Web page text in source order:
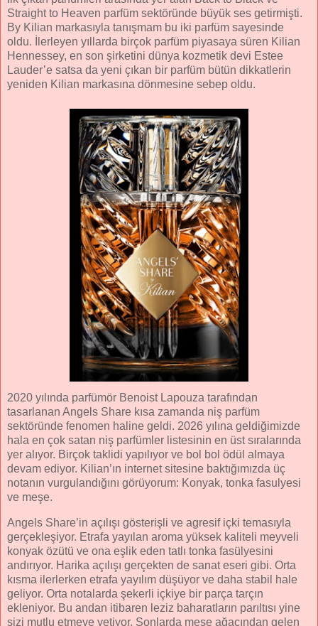
Straight to Heaven parfüm sektöründe büyük ses getirmişti.
By Kilian markasıyla tanışmam bu iki parfüm sayesinde
oldu. İlerleyen yıllarda birçok parfüm piyasaya süren Kilian
Hennessey, en son şirketini dünya kozmetik devi Estee
Lauder’e satsa da yeni çıkan bir parfüm bütün dikkatlerin
yeniden Kilian markasına dönmesine sebep oldu.
2020 yılında parfümör Benoist Lapouza tarafından
tasarlanan Angels Share kısa zamanda niş parfüm
sektöründe fenomen haline geldi. 2026 yılına geldiğimizde
hala en çok satan niş parfümler listesinin en üst sıralarında
yer alıyor. Birçok taklidi yapılıyor ve bol bol ödül almaya
devam ediyor. Kilian’ın internet sitesine baktığımızda üç
notanın vurgulandığını görüyorum: Konyak, tonka fasulyesi
ve meşe.
Angels Share’in açılışı gösterişli ve agresif içki temasıyla
gerçekleşiyor. Etrafa yayılan aroma yüksek kaliteli meyveli
konyak özütü ve ona eşlik eden tatlı tonka fasülyesini
andırıyor. Harika açılışı gerçekten de sanat eseri gibi. Orta
kısma ilerlerken etrafa yayılım düşüyor ve daha stabil hale
geliyor. Orta notalarda şekerli içkiye bir parça tarçın
ekleniyor. Bu andan itibaren leziz baharatların parıltısı yine
sizi mutlu etmeye yetiyor. Sonlarda meşe ağacından gelen